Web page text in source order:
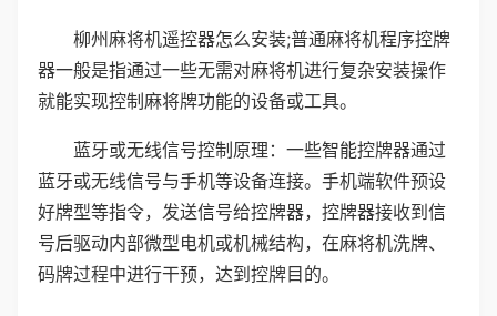
柳州麻将机遥控器怎么安装;普通麻将机程序控牌
器一般是指通过一些无需对麻将机进行复杂安装操作
就能实现控制麻将牌功能的设备或工具。
蓝牙或无线信号控制原理：一些智能控牌器通过
蓝牙或无线信号与手机等设备连接。手机端软件预设
好牌型等指令，发送信号给控牌器，控牌器接收到信
号后驱动内部微型电机或机械结构，在麻将机洗牌、
码牌过程中进行干预，达到控牌目的。